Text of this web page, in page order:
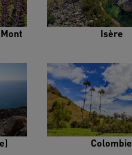
Isère
Colombie